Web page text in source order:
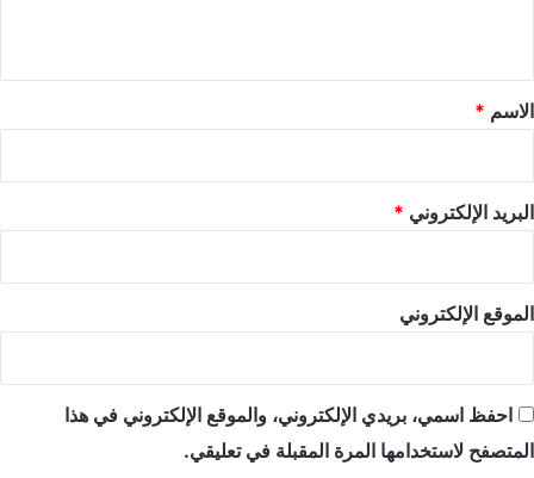
*
الاسم *
البريد الإلكتروني *
الموقع الإلكتروني
احفظ اسمي، بريدي الإلكتروني، والموقع الإلكتروني في هذا
المتصفح لاستخدامها المرة المقبلة في تعليقي.